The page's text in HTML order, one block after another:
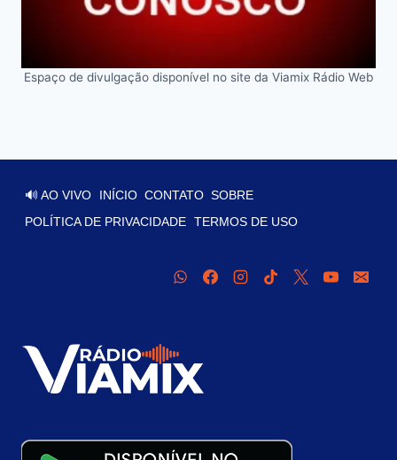
Espaço de divulgação disponível no site da Viamix Rádio Web
🔊 AO VIVO INÍCIO CONTATO SOBRE
POLÍTICA DE PRIVACIDADE TERMOS DE USO